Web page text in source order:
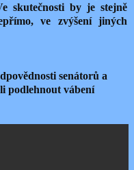
skutečnosti by je stejně
ve zvýšení jiných
senátorů a
podlehnout vábení